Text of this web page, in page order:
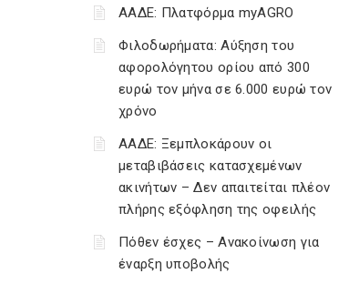
ΑΑΔΕ: Πλατφόρμα myAGRO
Φιλοδωρήματα: Αύξηση του
αφορολόγητου ορίου από 300
ευρώ τον μήνα σε 6.000 ευρώ τον
χρόνο
ΑΑΔΕ: Ξεμπλοκάρουν οι
μεταβιβάσεις κατασχεμένων
ακινήτων – Δεν απαιτείται πλέον
πλήρης εξόφληση της οφειλής
Πόθεν έσχες – Ανακοίνωση για
έναρξη υποβολής